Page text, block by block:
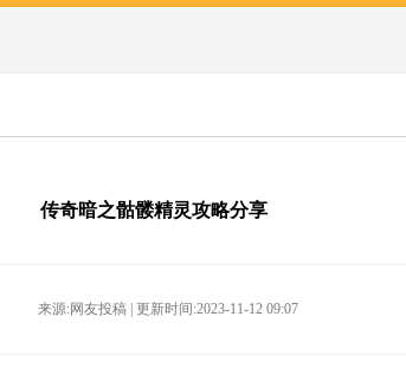
传奇暗之骷髅精灵攻略分享
来源:网友投稿 | 更新时间:2023-11-12 09:07